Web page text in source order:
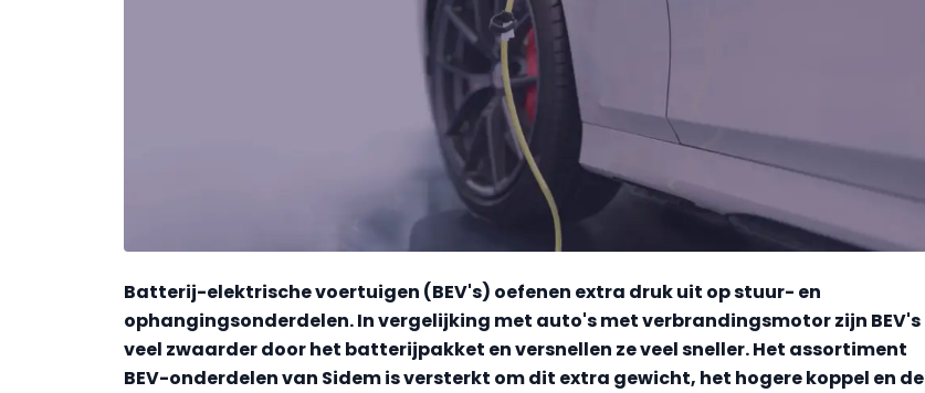
Batterij-elektrische voertuigen (BEV's) oefenen extra druk uit op stuur- en
ophangingsonderdelen. In vergelijking met auto's met verbrandingsmotor zijn BEV's
veel zwaarder door het batterijpakket en versnellen ze veel sneller. Het assortiment
BEV-onderdelen van Sidem is versterkt om dit extra gewicht, het hogere koppel en de